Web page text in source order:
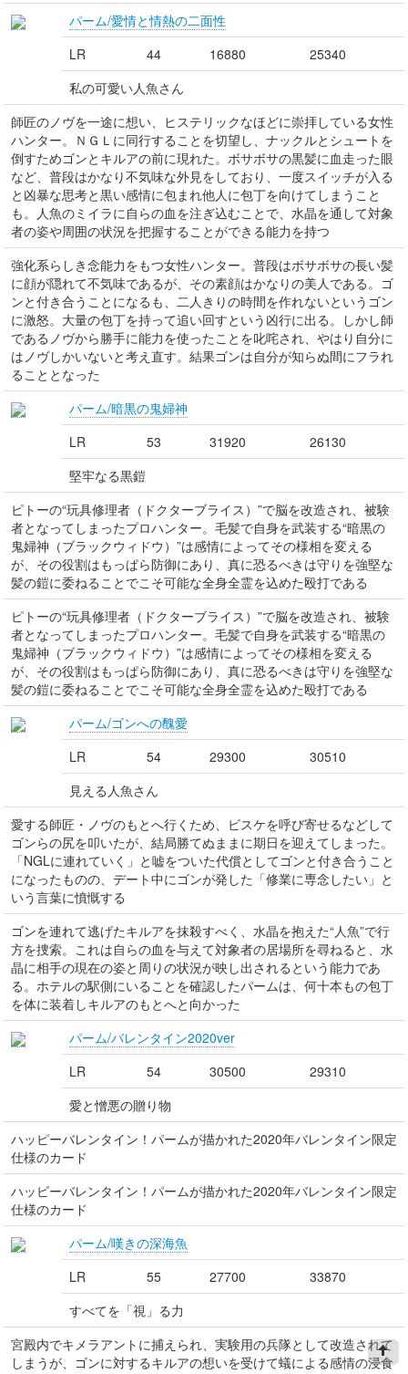
パーム/愛情と情熱の二面性
LR
44 16880
25340
私の可愛い人魚さん
師匠のノヴを一途に想い、ヒステリックなほどに崇拝している女性
ハンター。ＮＧＬに同行することを切望し、ナックルとシュートを
倒すためゴンとキルアの前に現れた。ボサボサの黒髪に血走った眼
など、普段はかなり不気味な外見をしており、一度スイッチが入る
と凶暴な思考と黒い感情に包まれ他人に包丁を向けてしまうこと
も。人魚のミイラに自らの血を注ぎ込むことで、水晶を通して対象
者の姿や周囲の状況を把握することができる能力を持つ
強化系らしき念能力をもつ女性ハンター。普段はボサボサの長い髪
に顔が隠れて不気味であるが、その素顔はかなりの美人である。ゴ
ンと付き合うことになるも、二人きりの時間を作れないというゴン
に激怒。大量の包丁を持って追い回すという凶行に出る。しかし師
であるノヴから勝手に能力を使ったことを叱咤され、やはり自分に
はノヴしかいないと考え直す。結果ゴンは自分が知らぬ間にフラれ
ることとなった
パーム/暗黒の鬼婦神
LR
53 31920
26130
堅牢なる黒鎧
ピトーの“玩具修理者（ドクターブライス）”で脳を改造され、被験
者となってしまったプロハンター。毛髪で自身を武装する“暗黒の
鬼婦神（ブラックウィドウ）”は感情によってその様相を変える
が、その役割はもっぱら防御にあり、真に恐るべきは守りを強堅な
髪の鎧に委ねることでこそ可能な全身全霊を込めた殴打である
ピトーの“玩具修理者（ドクターブライス）”で脳を改造され、被験
者となってしまったプロハンター。毛髪で自身を武装する“暗黒の
鬼婦神（ブラックウィドウ）”は感情によってその様相を変える
が、その役割はもっぱら防御にあり、真に恐るべきは守りを強堅な
髪の鎧に委ねることでこそ可能な全身全霊を込めた殴打である
パーム/ゴンへの醜愛
LR
54 29300
30510
見える人魚さん
愛する師匠・ノヴのもとへ行くため、ビスケを呼び寄せるなどして
ゴンらの尻を叩いたが、結局勝てぬままに期日を迎えてしまった。
「NGLに連れていく」と嘘をついた代償としてゴンと付き合うこと
になったものの、デート中にゴンが発した「修業に専念したい」と
いう言葉に憤慨する
ゴンを連れて逃げたキルアを抹殺すべく、水晶を抱えた“人魚”で行
方を捜索。これは自らの血を与えて対象者の居場所を尋ねると、水
晶に相手の現在の姿と周りの状況が映し出されるという能力であ
る。ホテルの駅側にいることを確認したパームは、何十本もの包丁
を体に装着しキルアのもとへと向かった
パーム/バレンタイン2020ver
LR
54 30500
29310
愛と憎悪の贈り物
ハッピーバレンタイン！パームが描かれた2020年バレンタイン限定
仕様のカード
ハッピーバレンタイン！パームが描かれた2020年バレンタイン限定
仕様のカード
パーム/嘆きの深海魚
LR
55 27700
33870
すべてを「視」る力
宮殿内でキメラアントに捕えられ、実験用の兵隊として改造されて
しまうが、ゴンに対するキルアの想いを受けて蟻による感情の浸食